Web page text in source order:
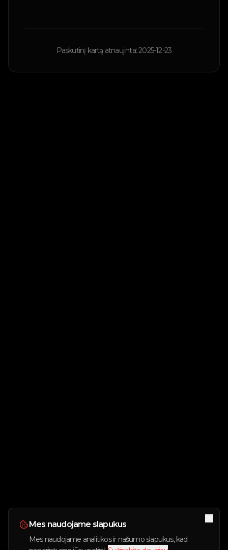
Paskutinį kartą atnaujinta: 2025-12-23
Mes naudojame slapukus
Mes naudojame analitikos ir našumo slapukus, kad